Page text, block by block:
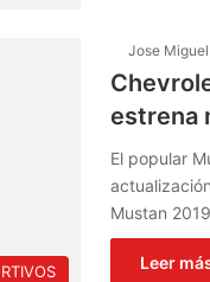
Jose
estrena
El popular
Mustan
Leer